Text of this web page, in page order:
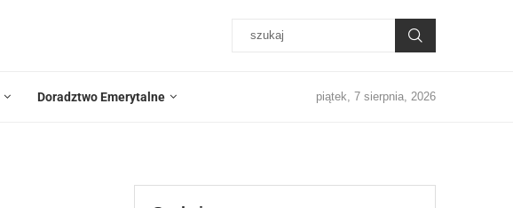
Doradztwo Emerytalne piątek, 7 sierpnia, 2026